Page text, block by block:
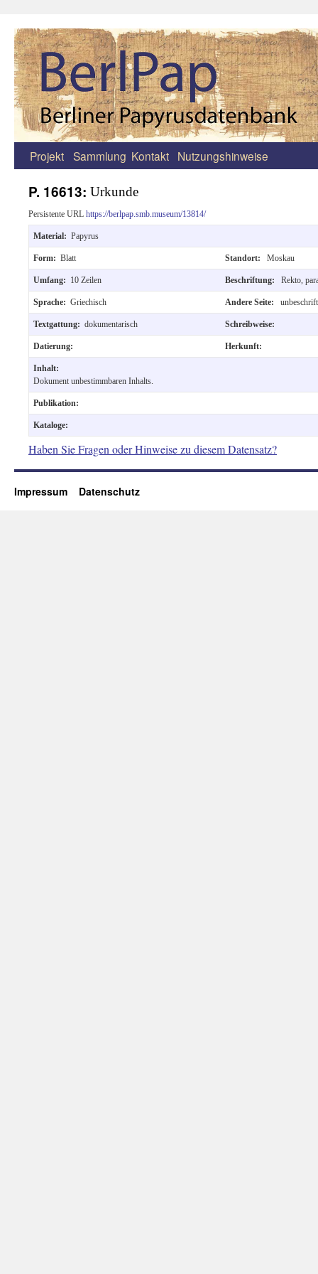
Zum
springen
Projekt Sammlung Kontakt Nutzungshinweise
P. 16613: Urkunde
Persistente URL https://berlpap.smb.museum/13814/
Material: Papyrus
Form: Blatt Standort: Moskau
Umfang: 10 Zeilen Beschriftung: Rekto,
Sprache: Griechisch Andere Seite:
Textgattung: dokumentarisch Schreibweise:
Datierung: Herkunft:
Inhalt:
Dokument unbestimmbaren Inhalts.
Publikation:
Kataloge:
Haben Sie Fragen oder Hinweise zu diesem Datensatz?
Impressum Datenschutz